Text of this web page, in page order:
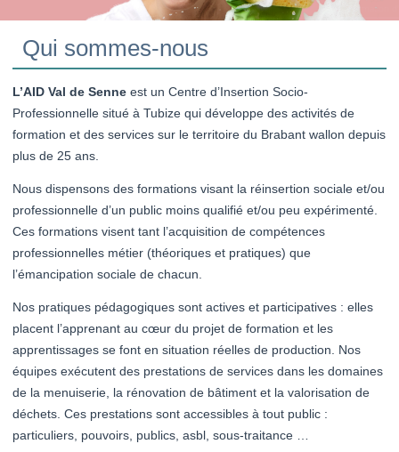
Formation
Qui sommes-nous
L’AID Val de Senne est un Centre d’Insertion Socio-
Professionnelle situé à Tubize qui développe des activités de
formation et des services sur le territoire du Brabant wallon depuis
plus de 25 ans.
Nous dispensons des formations visant la réinsertion sociale et/ou
professionnelle d’un public moins qualifié et/ou peu expérimenté.
Ces formations visent tant l’acquisition de compétences
professionnelles métier (théoriques et pratiques) que
l’émancipation sociale de chacun.
Nos pratiques pédagogiques sont actives et participatives : elles
placent l’apprenant au cœur du projet de formation et les
apprentissages se font en situation réelles de production. Nos
équipes exécutent des prestations de services dans les domaines
de la menuiserie, la rénovation de bâtiment et la valorisation de
déchets. Ces prestations sont accessibles à tout public :
particuliers, pouvoirs, publics, asbl, sous-traitance …